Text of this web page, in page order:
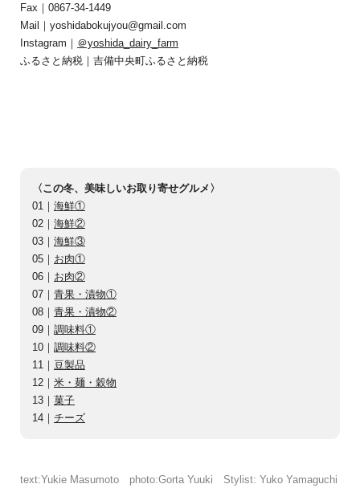
Fax｜0867-34-1449
Mail｜yoshidabokujyou@gmail.com
Instagram｜ ＠yoshida_dairy_farm
ふるさと納税｜吉備中央町ふるさと納税
〈この冬、美味しいお取り寄せグルメ〉
01｜ 海鮮①
02｜ 海鮮②
03｜ 海鮮③
05｜ お肉①
06｜ お肉②
07｜ 青果・漬物①
08｜ 青果・漬物②
09｜ 調味料①
10｜ 調味料②
11｜ 豆製品
12｜ 米・麺・穀物
13｜ 菓子
14｜ チーズ
text:Yukie Masumoto photo:Gorta Yuuki Stylist: Yuko Yamaguchi